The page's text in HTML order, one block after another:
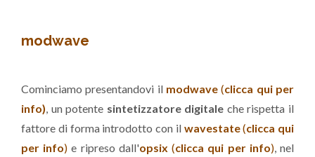
modwave
Cominciamo presentandovi il modwave(clicca qui per
info), un potente sintetizzatore digitale che rispetta il
fattore di forma introdotto con il wavestate(clicca qui
per info) e ripreso dall'opsix (clicca qui per info), nel